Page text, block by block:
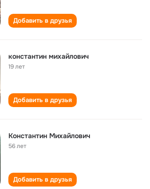
Добавить в друзья
константин михайлович
19 лет
Добавить в друзья
Константин Михайлович
56 лет
Добавить в друзья